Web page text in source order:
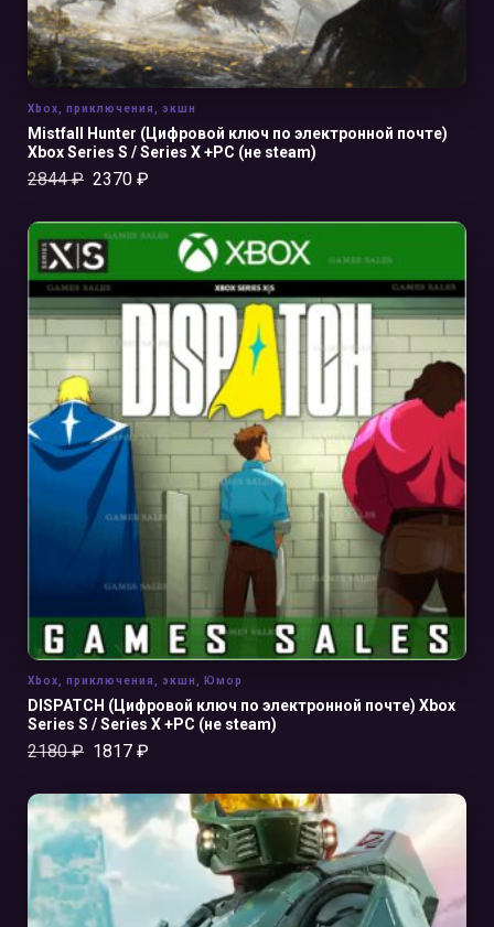
Mistfall Hunter (Цифровой ключ по электронной почте)
Xbox Series S / Series X +PC (не steam)
2844₽ 2370 ₽
Xbox, приключения, экшн
В КОРЗИНУ
DISPATCH (Цифровой ключ по электронной почте) Xbox
Series S / Series X +PC (не steam)
2180₽ 1817 ₽
Xbox, приключения, экшн, Юмор